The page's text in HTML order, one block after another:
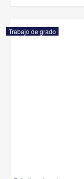
Trabajo de grado